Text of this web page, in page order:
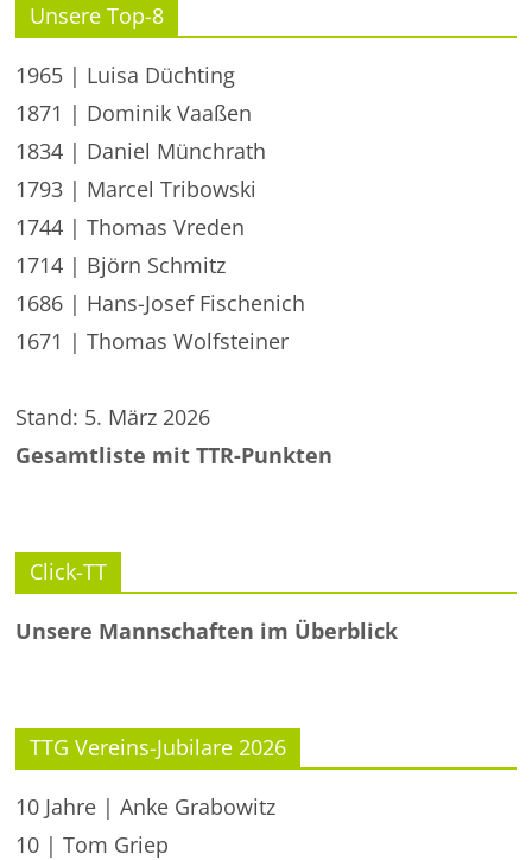
Unsere Top-8
1965 | Luisa Düchting
1871 | Dominik Vaaßen
1834 | Daniel Münchrath
1793 | Marcel Tribowski
1744 | Thomas Vreden
1714 | Björn Schmitz
1686 | Hans-Josef Fischenich
1671 | Thomas Wolfsteiner
Stand: 5. März 2026
Gesamtliste mit TTR-Punkten
Click-TT
Unsere Mannschaften im Überblick
TTG Vereins-Jubilare 2026
10 Jahre | Anke Grabowitz
10 | Tom Griep